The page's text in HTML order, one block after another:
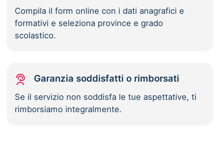
Compila il form online con i dati anagrafici e
formativi e seleziona province e grado
scolastico.
Garanzia soddisfatti o rimborsati
Se il servizio non soddisfa le tue aspettative, ti
rimborsiamo integralmente.